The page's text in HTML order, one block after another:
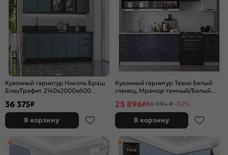
Кухонный гарнитур Николь Браш
Блю/Графит 2140x2000x600
36 375₽
В корзину
Кухонный гарнитур Техно Белый
глянец, Мрамор темный/Белый
25 896₽36 994 ₽ -30%
В корзину